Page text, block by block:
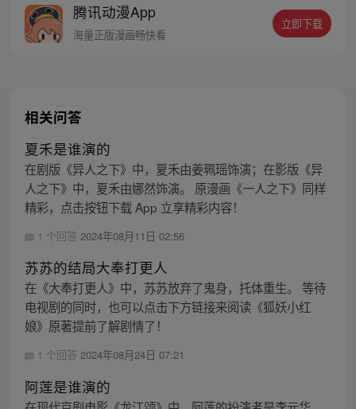
者卖报小郎君同名小说 QQ群号：
799493374
腾讯动漫App
海量正版漫画畅快看
立即下载
相关问答
夏禾是谁演的
在剧版《异人之下》中，夏禾由姜珮瑶饰演；在影版《异
人之下》中，夏禾由娜然饰演。 原漫画《一人之下》同样
精彩，点击按钮下载 App 立享精彩内容！
1 个回答 2024年08月11日 02:56
苏苏的结局大奉打更人
在《大奉打更人》中，苏苏放弃了鬼身，托体重生。 等待
电视剧的同时，也可以点击下方链接来阅读《狐妖小红
娘》原著提前了解剧情了！
1 个回答 2024年08月24日 07:21
阿莲是谁演的